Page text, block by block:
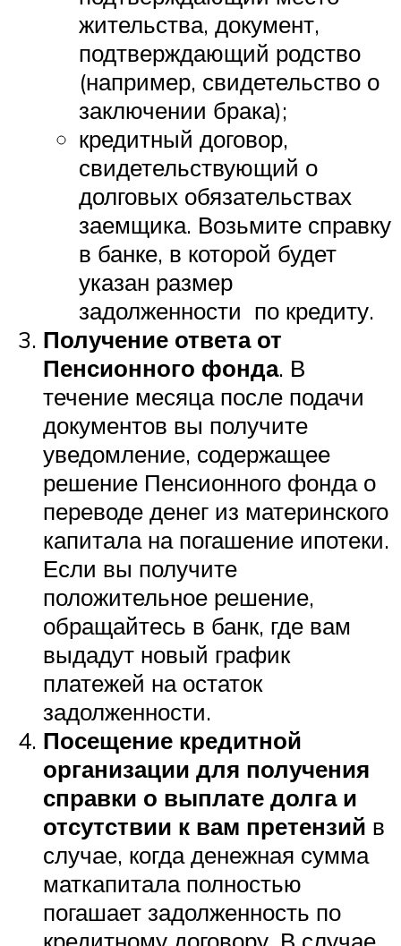
жительства, документ,
подтверждающий родство
(например, свидетельство о
заключении брака);
кредитный договор,
свидетельствующий о
долговых обязательствах
заемщика. Возьмите справку
в банке, в которой будет
указан размер
задолженности по кредиту.
Получение ответа от
Пенсионного фонда. В
течение месяца после подачи
документов вы получите
уведомление, содержащее
решение Пенсионного фонда о
переводе денег из материнского
капитала на погашение ипотеки.
Если вы получите
положительное решение,
обращайтесь в банк, где вам
выдадут новый график
платежей на остаток
задолженности.
Посещение кредитной
организации для получения
справки о выплате долга и
отсутствии к вам претензий в
случае, когда денежная сумма
маткапитала полностью
погашает задолженность по